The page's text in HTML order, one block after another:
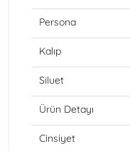
Persona
Kalıp
Siluet
Ürün Detayı
Cinsiyet